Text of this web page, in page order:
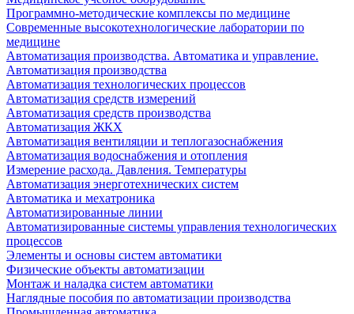
Программно-методические комплексы по медицине
Современные высокотехнологические лаборатории по
медицине
Автоматизация производства. Автоматика и управление.
Автоматизация производства
Автоматизация технологических процессов
Автоматизация средств измерений
Автоматизация средств производства
Автоматизация ЖКХ
Автоматизация вентиляции и теплогазоснабжения
Автоматизация водоснабжения и отопления
Измерение расхода. Давления. Температуры
Автоматизация энерготехнических систем
Автоматика и мехатроника
Автоматизированные линии
Автоматизированные системы управления технологических
процессов
Элементы и основы систем автоматики
Физические объекты автоматизации
Монтаж и наладка систем автоматики
Наглядные пособия по автоматизации производства